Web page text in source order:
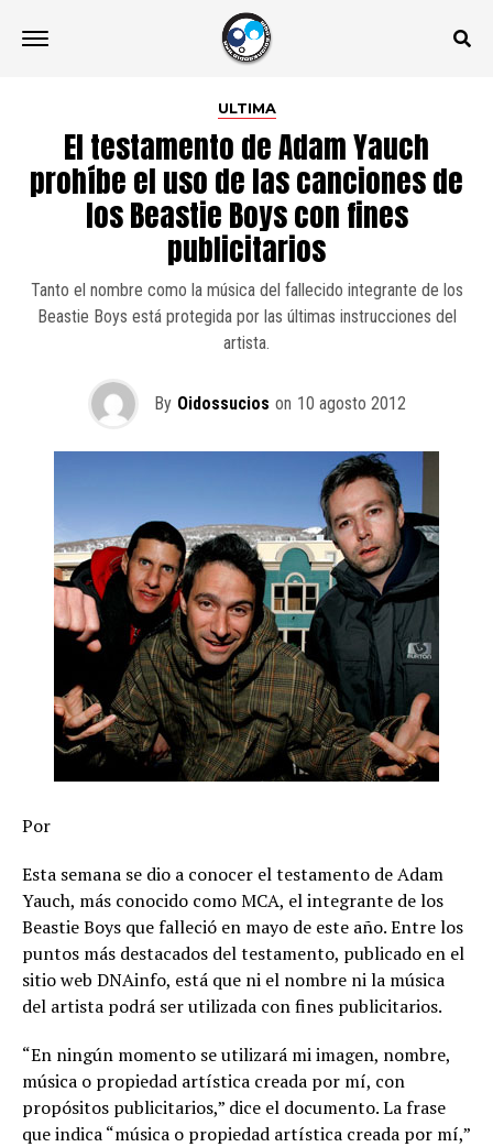
ULTIMA
El testamento de Adam Yauch
prohíbe el uso de las canciones de
los Beastie Boys con fines
publicitarios
Tanto el nombre como la música del fallecido integrante de los
Beastie Boys está protegida por las últimas instrucciones del
artista.
By Oidossucios on 10 agosto 2012
Por
Esta semana se dio a conocer el testamento de Adam
Yauch, más conocido como MCA, el integrante de los
Beastie Boys que falleció en mayo de este año. Entre los
puntos más destacados del testamento, publicado en el
sitio web DNAinfo, está que ni el nombre ni la música
del artista podrá ser utilizada con fines publicitarios.
“En ningún momento se utilizará mi imagen, nombre,
música o propiedad artística creada por mí, con
propósitos publicitarios,” dice el documento. La frase
que indica “música o propiedad artística creada por mí,”